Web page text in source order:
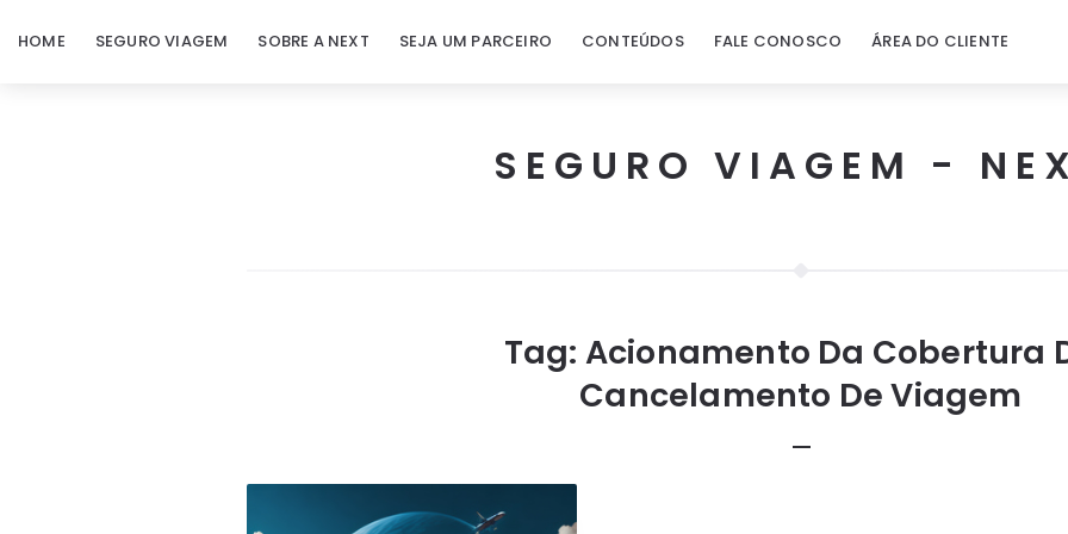
HOME SEGURO VIAGEM SOBRE A NEXT SEJA UM PARCEIRO CONTEÚDOS FALE CONOSCO ÁREA DO CLIENTE
SEGURO VIAGEM -
Tag: Acionamento Da Cobertura
Cancelamento De Viagem